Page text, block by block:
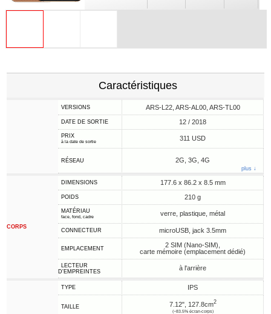
Caractéristiques
VERSIONS ARS-L22, ARS-AL00, ARS-ТL00
DATE DE SORTIE 12 / 2018
PRIX
à la date de sortie 311 USD
RÉSEAU 2G, 3G, 4G
plus ↓
CORPS
DIMENSIONS 177.6 x 86.2 x 8.5 mm
POIDS 210 g
MATÉRIAU
face, fond, cadre verre, plastique, métal
CONNECTEUR microUSB, jack 3.5mm
EMPLACEMENT
2 SIM (Nano-SIM),
carte mémoire (emplacement dédié)
LECTEUR
D'EMPREINTES
à l'arrière
TYPE IPS
TAILLE 7.12", 127.8cm2
(~83.5% écran-corps)